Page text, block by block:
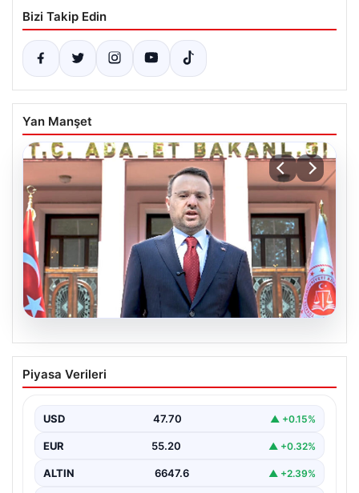
Bizi Takip Edin
Yan Manşet
06.08.2026
Bakan Gürlek’ten Çerçeve Yasa
Açıklaması: Hukuk Devleti İlkeleri
Adalet Bakanı Akın Gürlek, Türkiye'nin terörden
yeni çerçeve…
Piyasa Verileri
USD 47.70 ▲ +0.15%
EUR 55.20 ▲ +0.32%
ALTIN 6647.6 ▲ +2.39%